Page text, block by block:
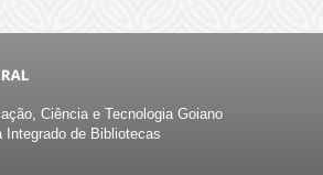
Ciência e Tecnologia Goiano
de Bibliotecas